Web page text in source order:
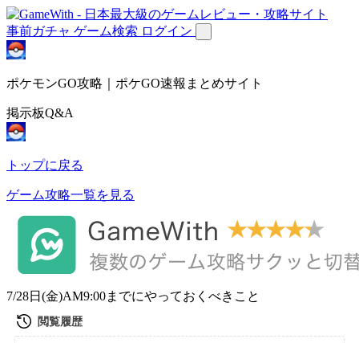
事前ガチャ ゲーム検索 ログイン
ポケモンGO攻略｜ポケGO速報まとめサイト
掲示板Q&A
トップに戻る
ゲーム攻略一覧を見る
7/28日(金)AM9:00までにやっておくべきこと